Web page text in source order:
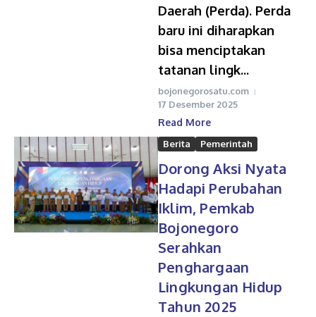
Daerah (Perda). Perda
baru ini diharapkan
bisa menciptakan
tatanan lingk...
bojonegorosatu.com
17 Desember 2025
Read More
Berita Pemerintah
Dorong Aksi Nyata
Hadapi Perubahan
Iklim, Pemkab
Bojonegoro
Serahkan
Penghargaan
Lingkungan Hidup
Tahun 2025